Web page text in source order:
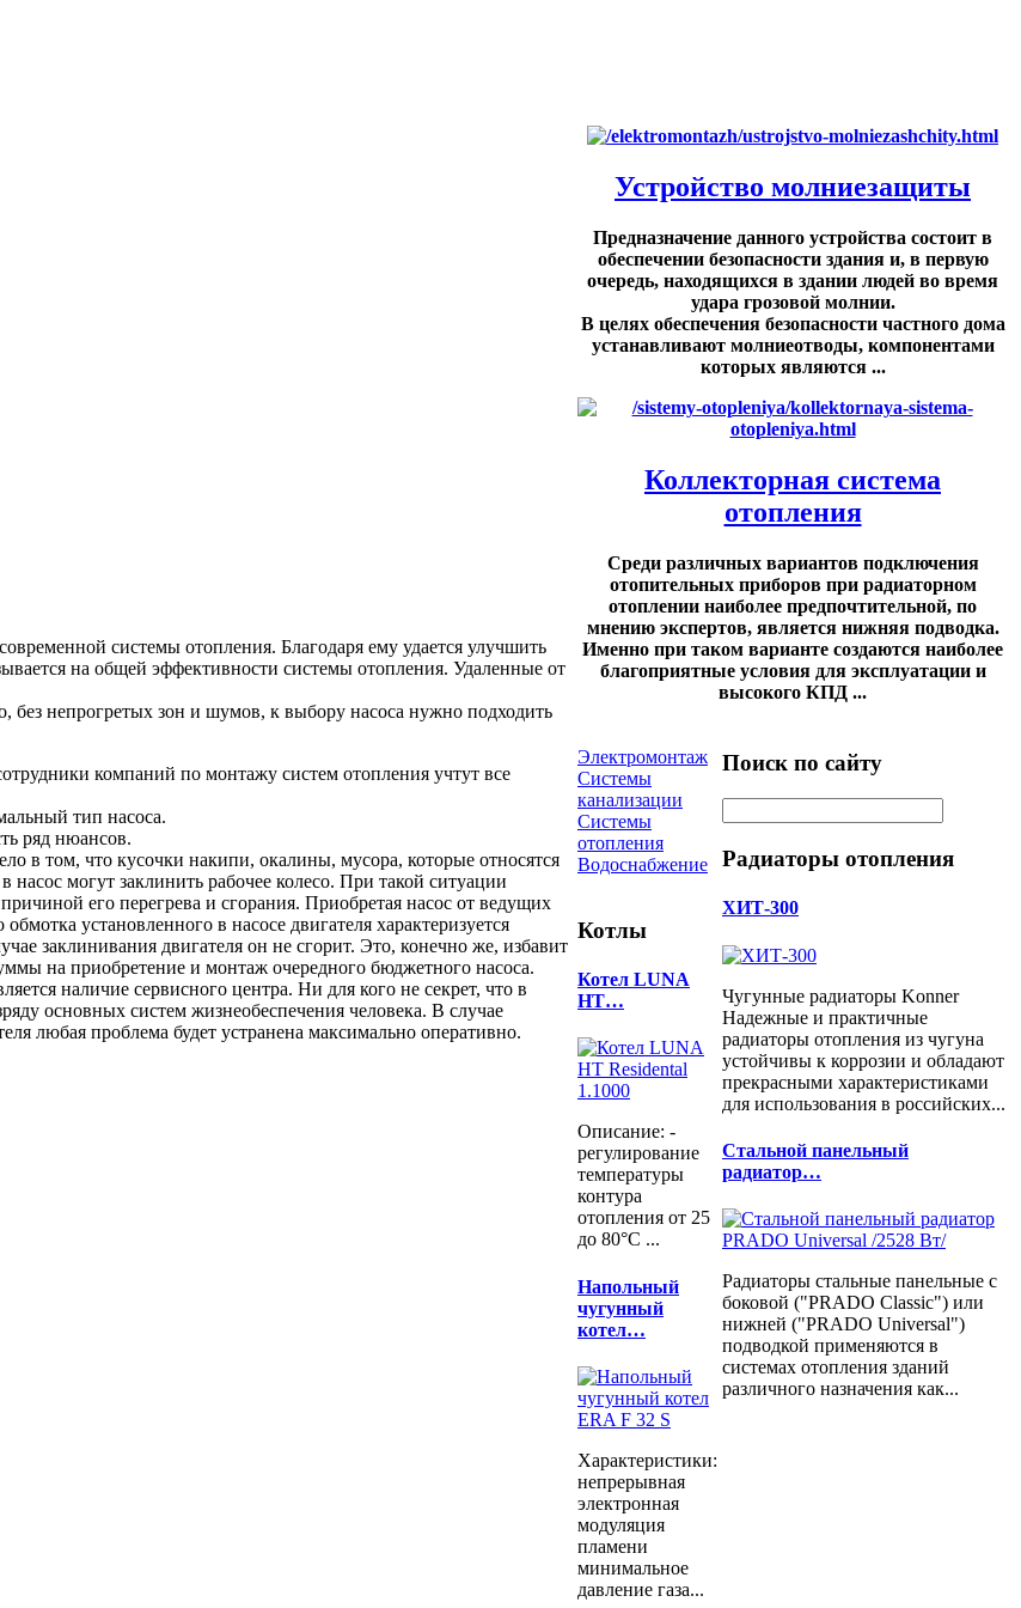
системы отопления. Благодаря ему удается улучшить
на общей эффективности системы отопления. Удаленные от
без непрогретых зон и шумов, к выбору насоса нужно подходить
компаний по монтажу систем отопления учтут все
тип насоса.
ряд нюансов.
в том, что кусочки накипи, окалины, мусора, которые относятся
могут заклинить рабочее колесо. При такой ситуации
его перегрева и сгорания. Приобретая насос от ведущих
установленного в насосе двигателя характеризуется
заклинивания двигателя он не сгорит. Это, конечно же, избавит
на приобретение и монтаж очередного бюджетного насоса.
наличие сервисного центра. Ни для кого не секрет, что в
основных систем жизнеобеспечения человека. В случае
любая проблема будет устранена максимально оперативно.
Устройство молниезащиты
Предназначение данного устройства состоит в
обеспечении безопасности здания и, в первую
очередь, находящихся в здании людей во время
удара грозовой молнии.
В целях обеспечения безопасности частного дома
устанавливают молниеотводы, компонентами
которых являются ...
Коллекторная система
отопления
Среди различных вариантов подключения
отопительных приборов при радиаторном
отоплении наиболее предпочтительной, по
мнению экспертов, является нижняя подводка.
Именно при таком варианте создаются наиболее
благоприятные условия для эксплуатации и
высокого КПД ...
Электромонтаж
Системы
канализации
Системы
отопления
Водоснабжение
Котлы
Котел LUNA
HT…
Описание: -
регулирование
температуры
контура
отопления от 25
до 80°С ...
Напольный
чугунный
котел…
Характеристики:
непрерывная
электронная
модуляция
пламени
минимальное
давление газа...
Поиск по сайту
Радиаторы отопления
ХИТ-300
Чугунные радиаторы Konner
Надежные и практичные
радиаторы отопления из чугуна
устойчивы к коррозии и обладают
прекрасными характеристиками
для использования в российских...
Cтальной панельный
радиатор…
Радиаторы стальные панельные с
боковой ("PRADO Classic") или
нижней ("PRADO Universal")
подводкой применяются в
системах отопления зданий
различного назначения как...